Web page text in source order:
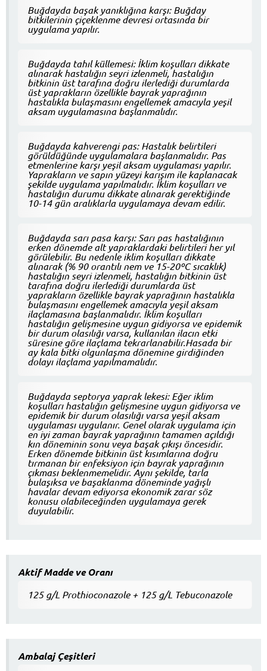
Buğdayda başak yanıklığına karşı: Buğday
bitkilerinin çiçeklenme devresi ortasında bir
uygulama yapılır.
Buğdayda tahıl küllemesi: İklim koşulları dikkate
alınarak hastalığın seyri izlenmeli, hastalığın
bitkinin üst tarafına doğru ilerlediği durumlarda
üst yaprakların özellikle bayrak yaprağının
hastalıkla bulaşmasını engellemek amacıyla yeşil
aksam uygulamasına başlanmalıdır.
Buğdayda kahverengi pas: Hastalık belirtileri
görüldüğünde uygulamalara başlanmalıdır. Pas
etmenlerine karşı yeşil aksam uygulaması yapılır.
Yaprakların ve sapın yüzeyi karışım ile kaplanacak
şekilde uygulama yapılmalıdır. İklim koşulları ve
hastalığın durumu dikkate alınarak gerektiğinde
10-14 gün aralıklarla uygulamaya devam edilir.
Buğdayda sarı pasa karşı: Sarı pas hastalığının
erken dönemde alt yapraklardaki belirtileri her yıl
görülebilir. Bu nedenle iklim koşulları dikkate
alınarak (% 90 orantılı nem ve 15-20ºC sıcaklık)
hastalığın seyri izlenmeli, hastalığın bitkinin üst
tarafına doğru ilerlediği durumlarda üst
yaprakların özellikle bayrak yaprağının hastalıkla
bulaşmasını engellemek amacıyla yeşil aksam
ilaçlamasına başlanmalıdır. İklim koşulları
hastalığın gelişmesine uygun gidiyorsa ve epidemik
bir durum olasılığı varsa, kullanılan ilacın etki
süresine göre ilaçlama tekrarlanabilir.Hasada bir
ay kala bitki olgunlaşma dönemine girdiğinden
dolayı ilaçlama yapılmamalıdır.
Buğdayda septorya yaprak lekesi: Eğer iklim
koşulları hastalığın gelişmesine uygun gidiyorsa ve
epidemik bir durum olasılığı varsa yeşil aksam
uygulaması uygulanır. Genel olarak uygulama için
en iyi zaman bayrak yaprağının tamamen açıldığı
kın döneminin sonu veya başak çıkışı öncesidir.
Erken dönemde bitkinin üst kısımlarına doğru
tırmanan bir enfeksiyon için bayrak yaprağının
çıkması beklenmemelidir. Aynı şekilde, tarla
bulaşıksa ve başaklanma döneminde yağışlı
havalar devam ediyorsa ekonomik zarar söz
konusu olabileceğinden uygulamaya gerek
duyulabilir.
Aktif Madde ve Oranı
125 g/L Prothioconazole + 125 g/L Tebuconazole
Ambalaj Çeşitleri